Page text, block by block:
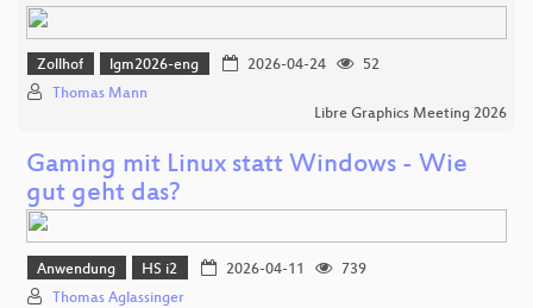
Zollhof lgm2026-eng 2026-04-24
52
Thomas Mann
Libre Graphics Meeting 2026
Gaming mit Linux statt Windows - Wie
gut geht das?
Anwendung HS i2 2026-04-11
739
Thomas Aglassinger